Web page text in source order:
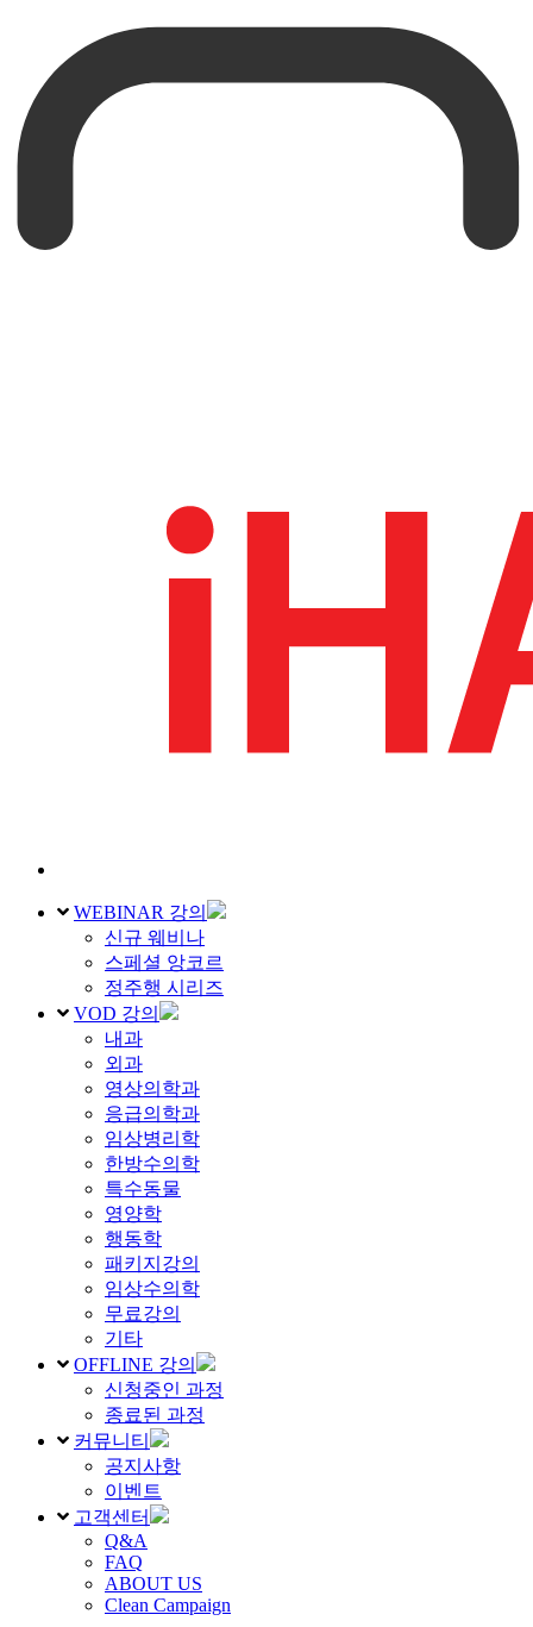
WEBINAR 강의
신규 웨비나
스페셜 앙코르
정주행 시리즈
VOD 강의
내과
외과
영상의학과
응급의학과
임상병리학
한방수의학
특수동물
영양학
행동학
패키지강의
임상수의학
무료강의
기타
OFFLINE 강의
신청중인 과정
종료된 과정
커뮤니티
공지사항
이벤트
고객센터
Q&A
FAQ
ABOUT US
Clean Campaign